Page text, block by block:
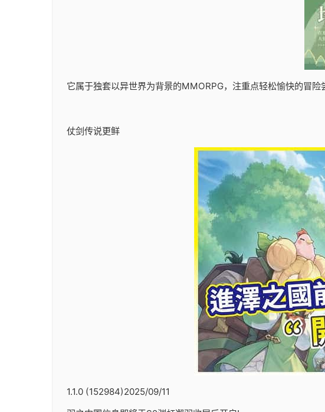
它属于独套以异世界为背景的MMORPG，注重点轻松愉快的冒险
仗剑传说更鲜
1.1.0 (152984)2025/09/11